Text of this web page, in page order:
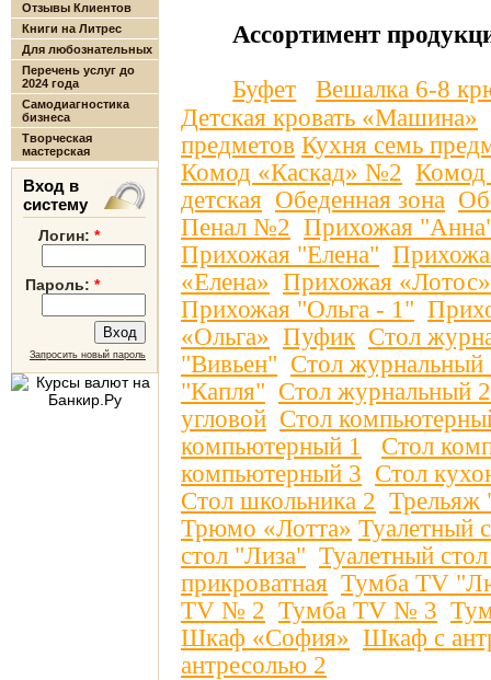
Отзывы Клиентов
Книги на Литрес
Для любознательных
Перечень услуг до
2024 года
Самодиагностика
бизнеса
Творческая
мастерская
Вход в
систему
Логин: *
Пароль: *
Запросить новый пароль
Ассортимент
Буфет
Вешалка 6-8
Детская кровать «Машина»
предметов Кухня семь
Комод «Каскад» №2 Комод
детская Обеденная зона
Пенал №2 Прихожая
Прихожая "Елена"
«Елена» Прихожая «Лотос»
Прихожая "Ольга - 1"
«Ольга» Пуфик Стол
"Вивьен" Стол
"Капля" Стол журнальный 2
угловой Стол
компьютерный 1
Стол
компьютерный 3 Стол
Стол школьника 2
Трюмо «Лотта» Туалетный
стол "Лиза" Туалетный
прикроватная Тумба TV
ТV № 2 Тумба ТV № 3
Шкаф «София» Шкаф с
антресолью 2